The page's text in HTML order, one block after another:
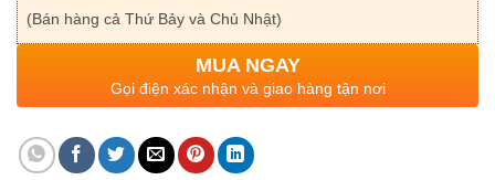
(Bán hàng cả Thứ Bảy và Chủ Nhật)
MUA NGAY
Gọi điện xác nhận và giao hàng tận nơi